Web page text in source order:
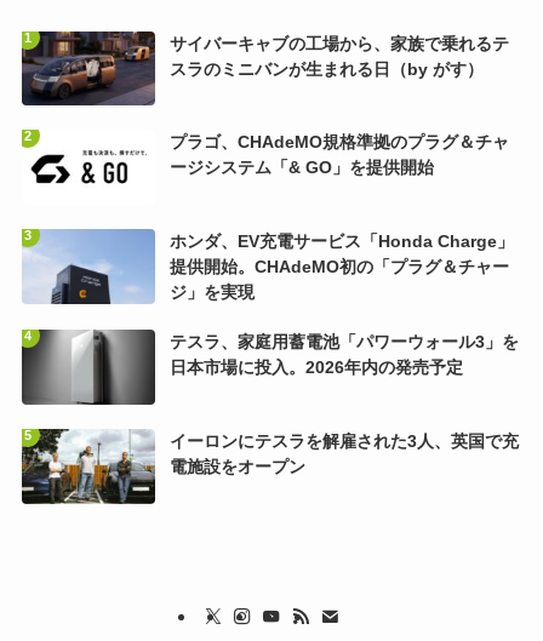
サイバーキャブの工場から、家族で乗れるテ
スラのミニバンが生まれる日（by がす）
プラゴ、CHAdeMO規格準拠のプラグ＆チャ
ージシステム「& GO」を提供開始
ホンダ、EV充電サービス「Honda Charge」
提供開始。CHAdeMO初の「プラグ＆チャー
ジ」を実現
テスラ、家庭用蓄電池「パワーウォール3」を
日本市場に投入。2026年内の発売予定
イーロンにテスラを解雇された3人、英国で充
電施設をオープン